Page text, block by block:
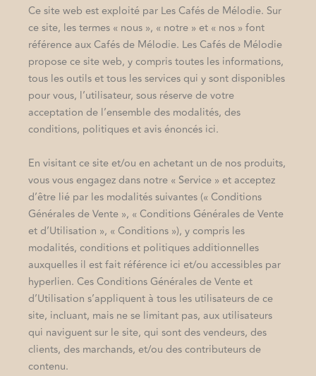
Ce site web est exploité par Les Cafés de Mélodie. Sur
ce site, les termes « nous », « notre » et « nos » font
référence aux Cafés de Mélodie. Les Cafés de Mélodie
propose ce site web, y compris toutes les informations,
tous les outils et tous les services qui y sont disponibles
pour vous, l’utilisateur, sous réserve de votre
acceptation de l’ensemble des modalités, des
conditions, politiques et avis énoncés ici.
En visitant ce site et/ou en achetant un de nos produits,
vous vous engagez dans notre « Service » et acceptez
d’être lié par les modalités suivantes (« Conditions
Générales de Vente », « Conditions Générales de Vente
et d’Utilisation », « Conditions »), y compris les
modalités, conditions et politiques additionnelles
auxquelles il est fait référence ici et/ou accessibles par
hyperlien. Ces Conditions Générales de Vente et
d’Utilisation s’appliquent à tous les utilisateurs de ce
site, incluant, mais ne se limitant pas, aux utilisateurs
qui naviguent sur le site, qui sont des vendeurs, des
clients, des marchands, et/ou des contributeurs de
contenu.